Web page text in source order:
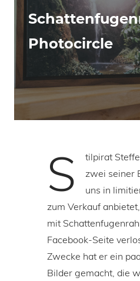
Photocircle
S
tilpirat
zwei seiner
uns in
zum Verkauf
mit
Facebook-Seite
Zwecke hat er ein
Bilder gemacht, die